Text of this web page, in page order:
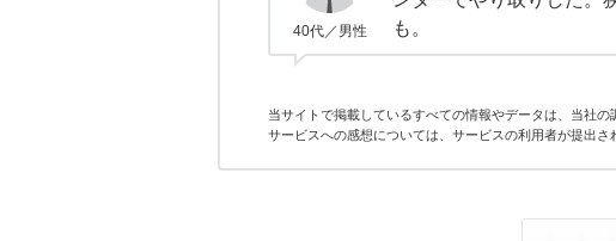
40代／男性
も。
当サイトで掲載しているすべての情報やデータは、当社
サービスへの感想については、サービスの利用者が提出